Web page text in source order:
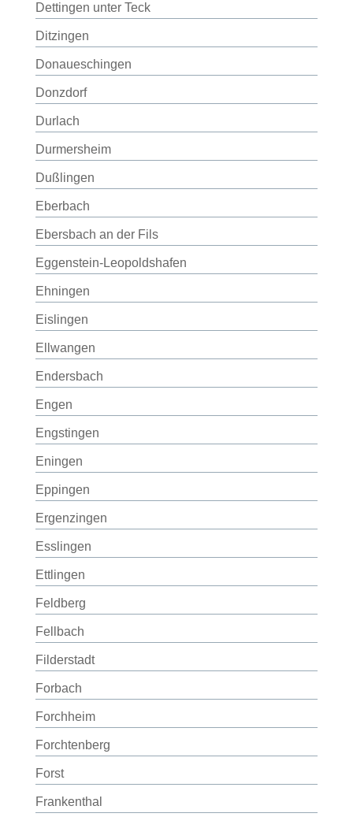
Dettingen unter Teck
Ditzingen
Donaueschingen
Donzdorf
Durlach
Durmersheim
Dußlingen
Eberbach
Ebersbach an der Fils
Eggenstein-Leopoldshafen
Ehningen
Eislingen
Ellwangen
Endersbach
Engen
Engstingen
Eningen
Eppingen
Ergenzingen
Esslingen
Ettlingen
Feldberg
Fellbach
Filderstadt
Forbach
Forchheim
Forchtenberg
Forst
Frankenthal